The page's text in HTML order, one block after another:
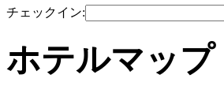
チェックイン:
ホテルマップ